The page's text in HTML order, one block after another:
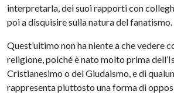
interpretarla, dei suoi rapporti con
poi a disquisire sulla natura del fanatismo.
Quest’ultimo non ha niente a che vedere
religione, poiché è nato molto prima
Cristianesimo o del Giudaismo, e di
rappresenta piuttosto una forma di